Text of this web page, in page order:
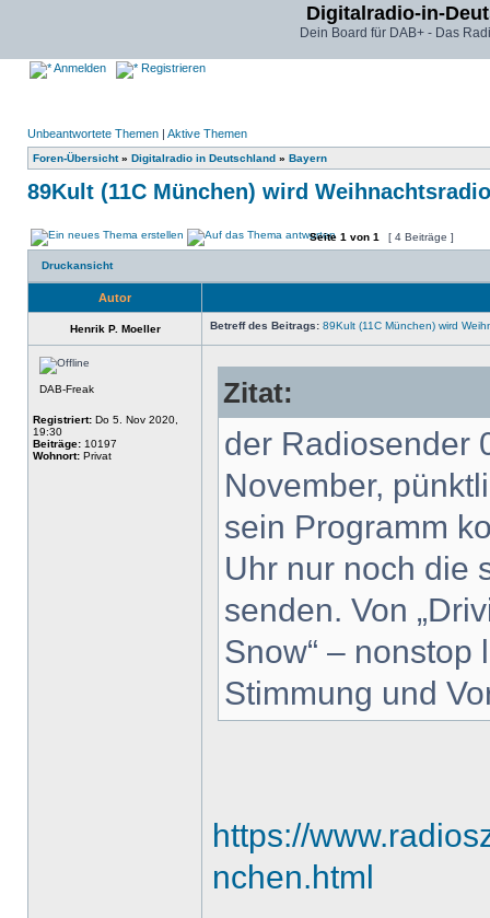
Digitalradio-in-
Dein Board für DAB+ - Das
Anmelden Registrieren
Unbeantwortete Themen | Aktive Themen
Foren-Übersicht» Digitalradio in Deutschland » Bayern
89Kult (11C München) wird Weihnachtsradio
Seite 1 von 1 [ 4 Beiträge ]
Druckansicht
Autor
Henrik P. Moeller Betreff des Beitrags: 89Kult (11C München) wird
DAB-Freak
Registriert: Do 5. Nov 2020,
19:30
Beiträge: 10197
Wohnort: Privat
Zitat:
der Radiosender
November,
sein Programm
Uhr nur noch die
senden. Von
Snow“ – nonstop
Stimmung und
https://
nchen.html